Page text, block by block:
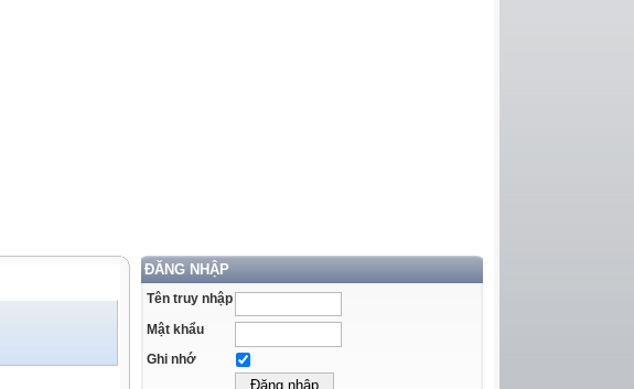
ĐĂNG NHẬP
Tên truy nhập
Mật khẩu
Ghi nhớ